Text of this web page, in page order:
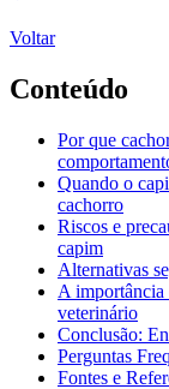
Voltar
Conteúdo
Por que
Quando o
cachorro
Riscos e
capim
Alternativas
A importância
veterinário
Conclusão:
Perguntas
Fontes e